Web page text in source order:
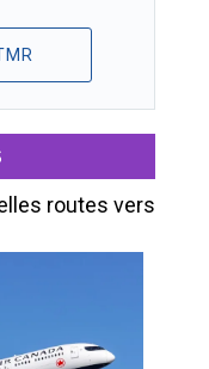
routes vers